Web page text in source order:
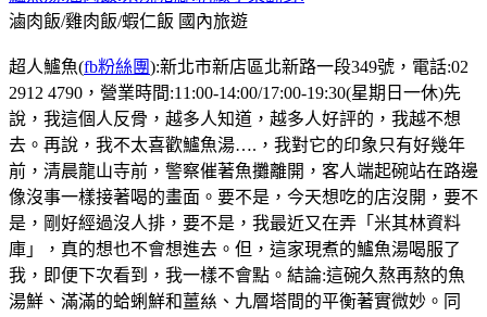
滷肉飯/雞肉飯/蝦仁飯 國內旅遊
超人鱸魚(fb粉絲團):新北市新店區北新路一段349號，電話:02
2912 4790，營業時間:11:00-14:00/17:00-19:30(星期日一休)先
說，我這個人反骨，越多人知道，越多人好評的，我越不想
去。再說，我不太喜歡鱸魚湯….，我對它的印象只有好幾年
前，清晨龍山寺前，警察催著魚攤離開，客人端起碗站在路邊
像沒事一樣接著喝的畫面。要不是，今天想吃的店沒開，要不
是，剛好經過沒人排，要不是，我最近又在弄「米其林資料
庫」，真的想也不會想進去。但，這家現煮的鱸魚湯喝服了
我，即便下次看到，我一樣不會點。結論:這碗久熬再熬的魚
湯鮮、滿滿的蛤蜊鮮和薑𢇃、九層塔間的平衡著實微妙。同